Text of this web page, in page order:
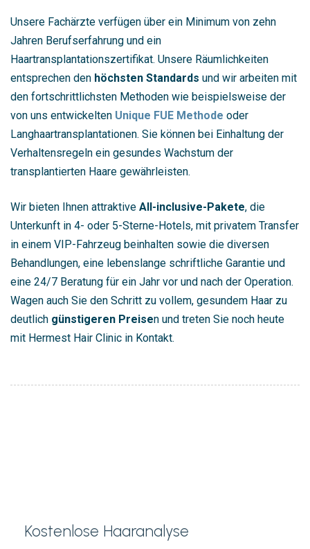
Unsere Fachärzte verfügen über ein Minimum von zehn
Jahren Berufserfahrung und ein
Haartransplantationszertifikat. Unsere Räumlichkeiten
entsprechen den höchsten Standards und wir arbeiten mit
den fortschrittlichsten Methoden wie beispielsweise der
von uns entwickelten Unique FUE Methode oder
Langhaartransplantationen. Sie können bei Einhaltung der
Verhaltensregeln ein gesundes Wachstum der
transplantierten Haare gewährleisten.
Wir bieten Ihnen attraktive All-inclusive-Pakete, die
Unterkunft in 4- oder 5-Sterne-Hotels, mit privatem Transfer
in einem VIP-Fahrzeug beinhalten sowie die diversen
Behandlungen, eine lebenslange schriftliche Garantie und
eine 24/7 Beratung für ein Jahr vor und nach der Operation.
Wagen auch Sie den Schritt zu vollem, gesundem Haar zu
deutlich günstigeren Preisen und treten Sie noch heute
mit Hermest Hair Clinic in Kontakt.
Kostenlose Haaranalyse